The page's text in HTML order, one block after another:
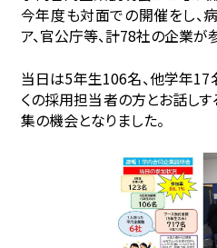
今年度も対面での開催をし、
ア、官公庁等、計78社の企業が
当日は5年生106名、他学年17
くの採用担当者の方とお話し
集の機会となりました。